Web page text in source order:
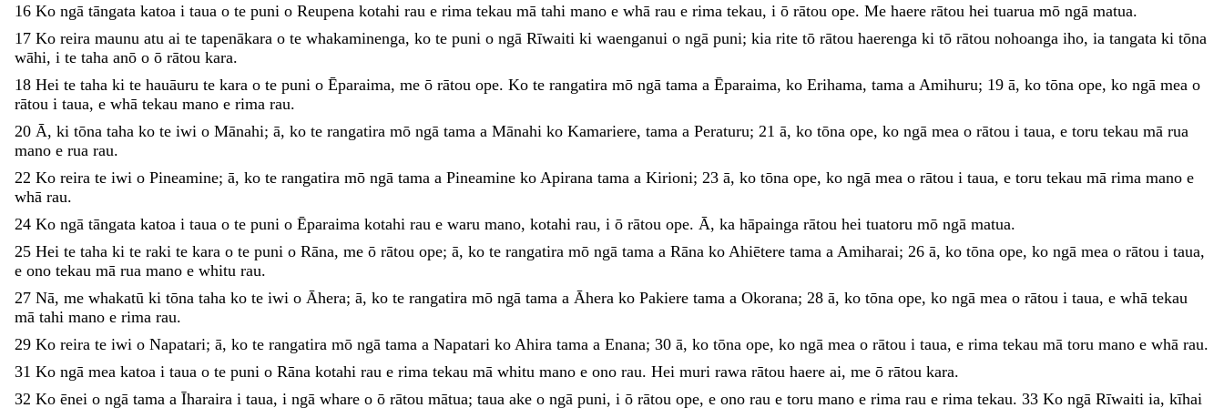
16 Ko ngā tāngata katoa i taua o te puni o Reupena kotahi rau e rima tekau mā tahi mano e whā rau e rima tekau, i ō rātou ope. Me haere rātou hei tuarua mō ngā matua.
17 Ko reira maunu atu ai te tapenākara o te whakaminenga, ko te puni o ngā Rīwaiti ki waenganui o ngā puni; kia rite tō rātou haerenga ki tō rātou nohoanga iho, ia tangata ki tōna
wāhi, i te taha anō o ō rātou kara.
18 Hei te taha ki te hauāuru te kara o te puni o Ēparaima, me ō rātou ope. Ko te rangatira mō ngā tama a Ēparaima, ko Erihama, tama a Amihuru; 19 ā, ko tōna ope, ko ngā mea o
rātou i taua, e whā tekau mano e rima rau.
20 Ā, ki tōna taha ko te iwi o Mānahi; ā, ko te rangatira mō ngā tama a Mānahi ko Kamariere, tama a Peraturu; 21 ā, ko tōna ope, ko ngā mea o rātou i taua, e toru tekau mā rua
mano e rua rau.
22 Ko reira te iwi o Pineamine; ā, ko te rangatira mō ngā tama a Pineamine ko Apirana tama a Kirioni; 23 ā, ko tōna ope, ko ngā mea o rātou i taua, e toru tekau mā rima mano e
whā rau.
24 Ko ngā tāngata katoa i taua o te puni o Ēparaima kotahi rau e waru mano, kotahi rau, i ō rātou ope. Ā, ka hāpainga rātou hei tuatoru mō ngā matua.
25 Hei te taha ki te raki te kara o te puni o Rāna, me ō rātou ope; ā, ko te rangatira mō ngā tama a Rāna ko Ahiētere tama a Amiharai; 26 ā, ko tōna ope, ko ngā mea o rātou i taua,
e ono tekau mā rua mano e whitu rau.
27 Nā, me whakatū ki tōna taha ko te iwi o Āhera; ā, ko te rangatira mō ngā tama a Āhera ko Pakiere tama a Okorana; 28 ā, ko tōna ope, ko ngā mea o rātou i taua, e whā tekau
mā tahi mano e rima rau.
29 Ko reira te iwi o Napatari; ā, ko te rangatira mō ngā tama a Napatari ko Ahira tama a Enana; 30 ā, ko tōna ope, ko ngā mea o rātou i taua, e rima tekau mā toru mano e whā rau.
31 Ko ngā mea katoa i taua o te puni o Rāna kotahi rau e rima tekau mā whitu mano e ono rau. Hei muri rawa rātou haere ai, me ō rātou kara.
32 Ko ēnei o ngā tama a Īharaira i taua, i ngā whare o ō rātou mātua; taua ake o ngā puni, i ō rātou ope, e ono rau e toru mano e rima rau e rima tekau. 33 Ko ngā Rīwaiti ia, kīhai